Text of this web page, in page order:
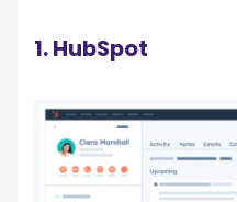
1. HubSpot